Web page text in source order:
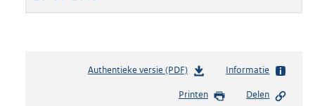
Authentieke versie (PDF)b
s
Informatie
Printen Delen